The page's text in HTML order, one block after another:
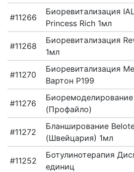
#11266
Биоревитализация
Princess Rich 1мл
#11268
Биоревитализация
1мл
#11270
Биоревитализация
Вартон Р199
#11276
(Профайло)
#11272
Бланширование
(Швейцария) 1мл
#11252
Ботулинотерапия
единиц